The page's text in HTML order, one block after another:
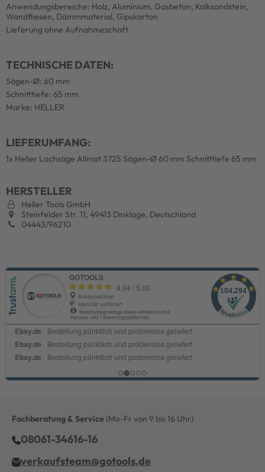
Anwendungsbereiche: Holz, Aluminium, Gasbeton, Kalksandstein,
Wandfliesen, Dämmmaterial, Gipskarton
Lieferung ohne Aufnahmeschaft
TECHNISCHE DATEN:
Sägen-Ø: 60 mm
Schnitttiefe: 65 mm
Marke: HELLER
LIEFERUMFANG:
1x Heller Lochsäge Allmat 3725 Sägen-Ø 60 mm Schnitttiefe 65 mm
HERSTELLER
Heller Tools GmbH
Steinfelder Str. 11, 49413 Dinklage, Deutschland
04443/96210
Fachberatung & Service (Mo-Fr von 9 bis 16 Uhr)
08061-34616-16
verkaufsteam@gotools.de